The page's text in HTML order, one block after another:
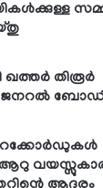
ഖത്തര്‍ തിരൂര്‍
ജനറല്‍
ആറു